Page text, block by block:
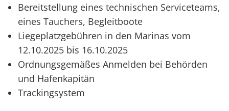
Bereitstellung eines technischen Serviceteams,
eines Tauchers, Begleitboote
Liegeplatzgebühren in den Marinas vom
12.10.2025 bis 16.10.2025
Ordnungsgemäßes Anmelden bei Behörden
und Hafenkapitän
Trackingsystem